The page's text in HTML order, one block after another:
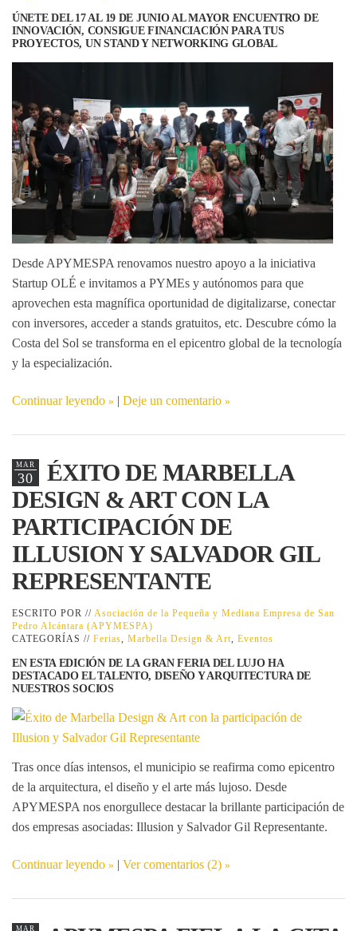
ÚNETE DEL 17 AL 19 DE JUNIO AL MAYOR ENCUENTRO DE
INNOVACIÓN, CONSIGUE FINANCIACIÓN PARA TUS
PROYECTOS, UN STAND Y NETWORKING GLOBAL
Desde APYMESPA renovamos nuestro apoyo a la iniciativa
Startup OLÉ e invitamos a PYMEs y autónomos para que
aprovechen esta magnífica oportunidad de digitalizarse, conectar
con inversores, acceder a stands gratuitos, etc. Descubre cómo la
Costa del Sol se transforma en el epicentro global de la tecnología
y la especialización.
Continuar leyendo | Deje un comentario
MAR
30
ÉXITO DE MARBELLA
DESIGN & ART CON LA
PARTICIPACIÓN DE
ILLUSION Y SALVADOR GIL
REPRESENTANTE
ESCRITO POR // Asociación de la Pequeña y Mediana Empresa de San
Pedro Alcántara (APYMESPA)
CATEGORÍAS // Ferias Marbella Design & Art Eventos
EN ESTA EDICIÓN DE LA GRAN FERIA DEL LUJO HA
DESTACADO EL TALENTO, DISEÑO Y ARQUITECTURA DE
NUESTROS SOCIOS
Tras once días intensos, el municipio se reafirma como epicentro
de la arquitectura, el diseño y el arte más lujoso. Desde
APYMESPA nos enorgullece destacar la brillante participación de
dos empresas asociadas: Illusion y Salvador Gil Representante.
Continuar leyendo | Ver comentarios (2)
MAR